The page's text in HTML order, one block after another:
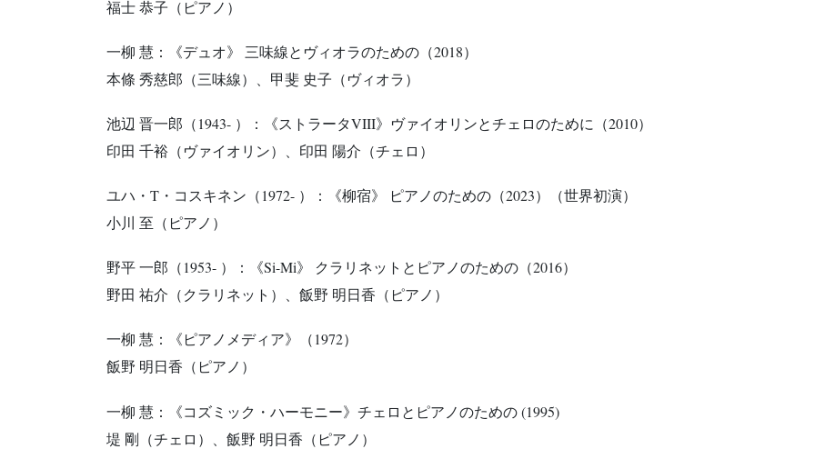
福士 恭子（ピアノ）
一柳 慧：《デュオ》 三味線とヴィオラのための（2018）
本條 秀慈郎（三味線）、甲斐 史子（ヴィオラ）
池辺 晋一郎（1943- ）：《ストラータVIII》ヴァイオリンとチェロのために（2010）
印田 千裕（ヴァイオリン）、印田 陽介（チェロ）
ユハ・T・コスキネン（1972- ）：《柳宿》 ピアノのための（2023）（世界初演）
小川 至（ピアノ）
野平 一郎（1953- ）：《Si-Mi》 クラリネットとピアノのための（2016）
野田 祐介（クラリネット）、飯野 明日香（ピアノ）
一柳 慧：《ピアノメディア》（1972）
飯野 明日香（ピアノ）
一柳 慧：《コズミック・ハーモニー》チェロとピアノのための (1995)
堤 剛（チェロ）、飯野 明日香（ピアノ）